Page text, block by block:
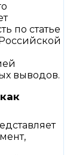
по статье
выводов.